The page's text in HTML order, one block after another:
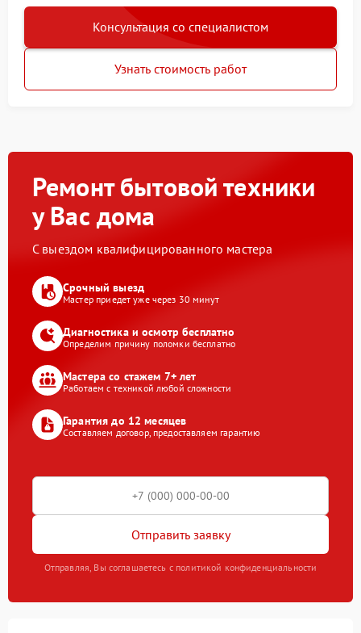
Консультация со специалистом
Узнать стоимость работ
Ремонт бытовой техники
у Вас дома
С выездом квалифицированного мастера
Срочный выезд
Мастер приедет уже через 30 минут
Диагностика и осмотр бесплатно
Определим причину поломки бесплатно
Мастера со стажем 7+ лет
Работаем с техникой любой сложности
Гарантия до 12 месяцев
Составляем договор, предоставляем гарантию
Отправить заявку
Отправляя, Вы соглашаетесь с политикой конфиденциальности